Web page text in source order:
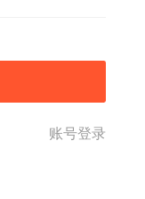
账号登录